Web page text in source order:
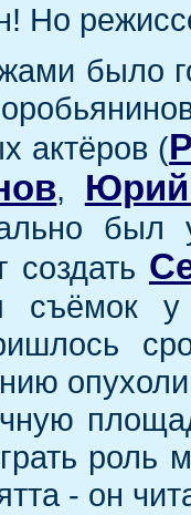
Но
было
актёров (
,
был
создать
съёмок у
опухоли
роль
- он